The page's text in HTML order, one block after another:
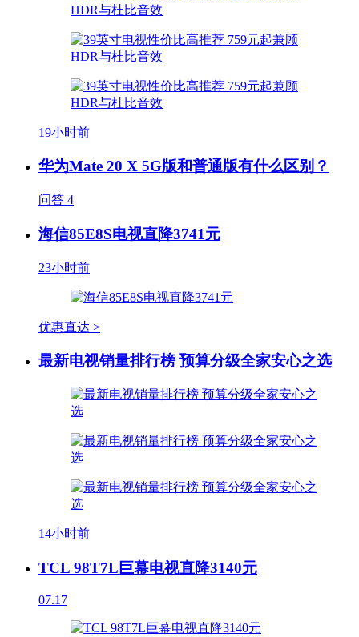
19小时前
华为Mate 20 X 5G版和普通版有什么区别？
问答 4
海信85E8S电视直降3741元
23小时前
优惠直达 >
最新电视销量排行榜 预算分级全家安心之选
14小时前
TCL 98T7L巨幕电视直降3140元
07.17